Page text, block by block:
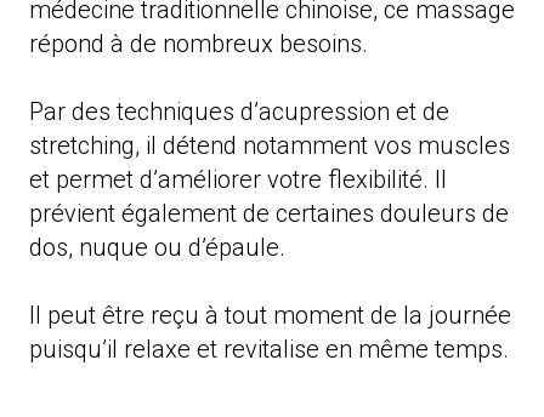
médecine traditionnelle chinoise, ce massage
répond à de nombreux besoins.
Par des techniques d’acupression et de
stretching, il détend notamment vos muscles
et permet d’améliorer votre flexibilité. Il
prévient également de certaines douleurs de
dos, nuque ou d’épaule.
Il peut être reçu à tout moment de la journée
puisqu’il relaxe et revitalise en même temps.